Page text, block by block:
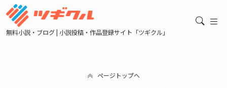
無料小説・ブログ | 小説投稿・作品登録サイト「ツギクル」
ページトップへ